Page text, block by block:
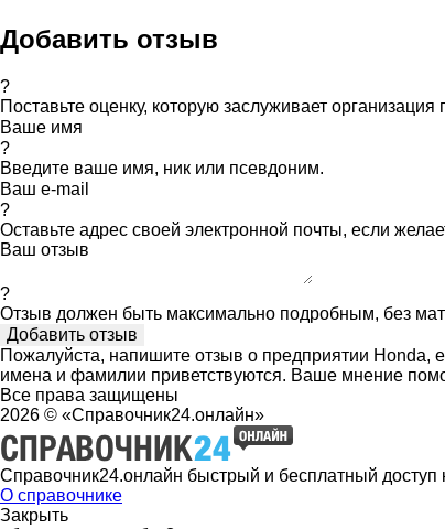
Добавить отзыв
?
Поставьте оценку, которую заслуживает
Ваше имя
?
Введите ваше имя, ник или псевдоним.
Ваш e-mail
?
Оставьте адрес своей электронной почты, если
Ваш отзыв
?
Отзыв должен быть максимально подробным, без
Пожалуйста, напишите отзыв о предприятии Honda,
имена и фамилии приветствуются. Ваше мнение
Все права защищены
2026 © «Справочник24.онлайн»
Справочник24.онлайн быстрый и бесплатный
О справочнике
Закрыть